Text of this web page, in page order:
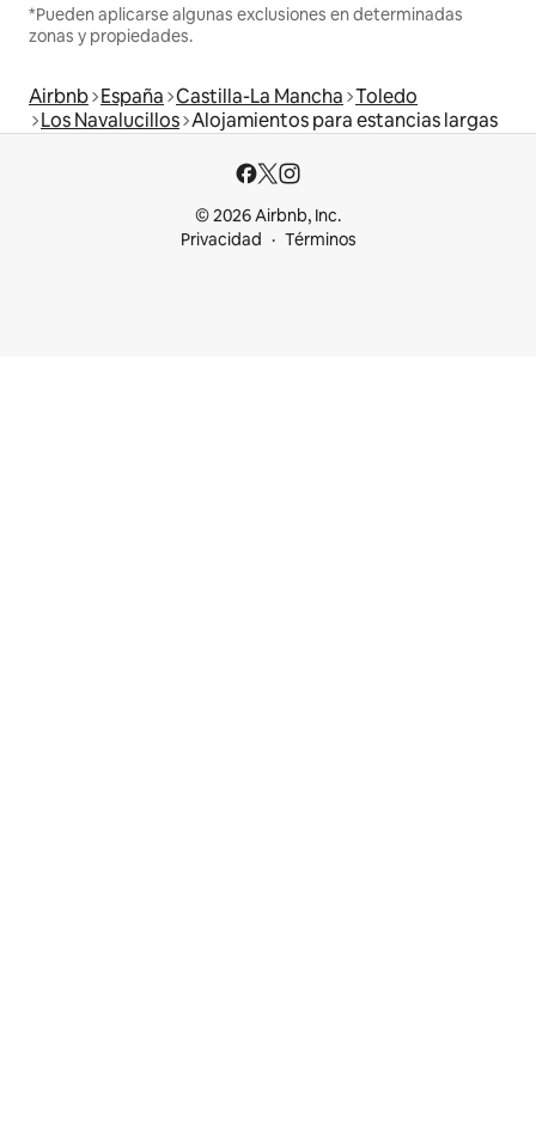
*Pueden aplicarse algunas exclusiones en determinadas
zonas y propiedades.
Airbnb España Castilla-La Mancha Toledo
Los Navalucillos Alojamientos para estancias largas
© 2026 Airbnb, Inc.
Privacidad
Términos